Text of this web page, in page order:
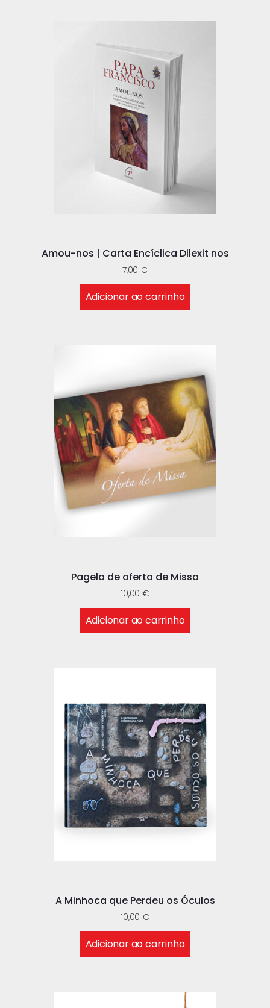
Amou-nos | Carta Encíclica Dilexit nos
7,00€
Adicionar ao carrinho
Pagela de oferta de Missa
10,00 €
Adicionar ao carrinho
A Minhoca que Perdeu os Óculos
10,00 €
Adicionar ao carrinho